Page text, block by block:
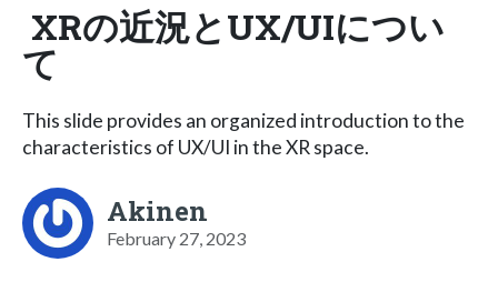
XRの近況とUX/UIについ
て
This slide provides an organized introduction to the
characteristics of UX/UI in the XR space.
Akinen
February 27, 2023